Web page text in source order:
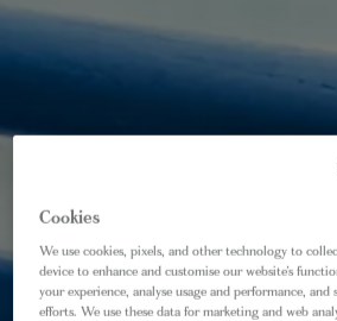
Cookies
We use cookies, pixels, and other technology to
device to enhance and customise our website’s
your experience, analyse usage and performance,
efforts. We use these data for marketing and web